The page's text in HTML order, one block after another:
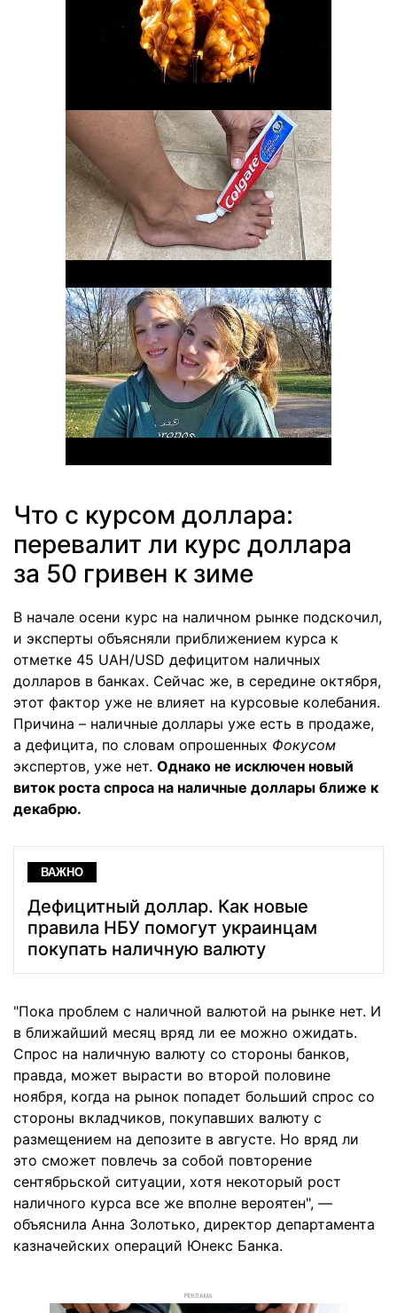
Что с курсом доллара:
перевалит ли курс доллара
за 50 гривен к зиме
В начале осени курс на наличном рынке подскочил,
и эксперты объясняли приближением курса к
отметке 45 UAH/USD дефицитом наличных
долларов в банках. Сейчас же, в середине октября,
этот фактор уже не влияет на курсовые колебания.
Причина – наличные доллары уже есть в продаже,
а дефицита, по словам опрошенных Фокусом
экспертов, уже нет. Однако не исключен новый
виток роста спроса на наличные доллары ближе к
декабрю.
ВАЖНО
Дефицитный доллар. Как новые
правила НБУ помогут украинцам
покупать наличную валюту
"Пока проблем с наличной валютой на рынке нет. И
в ближайший месяц вряд ли ее можно ожидать.
Спрос на наличную валюту со стороны банков,
правда, может вырасти во второй половине
ноября, когда на рынок попадет больший спрос со
стороны вкладчиков, покупавших валюту с
размещением на депозите в августе. Но вряд ли
это сможет повлечь за собой повторение
сентябрьской ситуации, хотя некоторый рост
наличного курса все же вполне вероятен", —
объяснила Анна Золотько, директор департамента
казначейских операций Юнекс Банка.
РЕКЛАМА